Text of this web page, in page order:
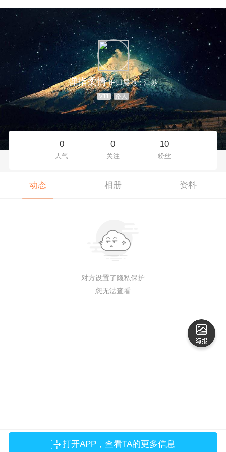
弹指柔情 IP归属地：江苏
V11 路人
0
人气
0
关注
10
粉丝
动态 相册 资料
对方设置了隐私保护
您无法查看
打开APP，查看TA的更多信息